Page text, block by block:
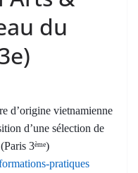
du
d’origine vietnamienne
d’une sélection de
3ème)
pratiques